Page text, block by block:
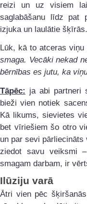
reizi un uz visiem
saglabāšanu līdz pat
izjuka un laulātie šķīrās.
Lūk, kā to atceras viņu
smaga. Vecāki nekad
bērnības es jutu, ka
Tāpēc: ja abi partneri
bieži vien notiek
Kā likums, sievietes
bet vīriešiem šo otro
un par sevi
ziedot savu veiksmi
smagam darbam, ir
Ilūziju varā
Ātri vien pēc